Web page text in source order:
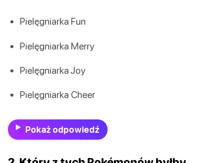
Pielęgniarka Fun
Pielęgniarka Merry
Pielęgniarka Joy
Pielęgniarka Cheer
Pokaż odpowiedź